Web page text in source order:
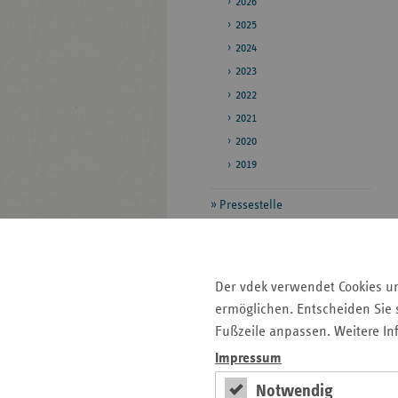
Der vdek verwendet Cookies
ermöglichen. Entscheiden
Fußzeile anpassen. Weitere
Impressum
Notwendig
2025
2024
2023
2022
2021
2020
2019
Pressestelle
Gesundheitswesen
Veröffentlichungen
Seitenleiste
Auf einen Blick